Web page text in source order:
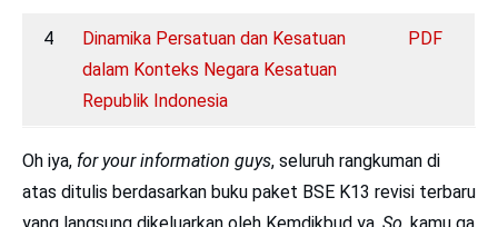
4
Dinamika Persatuan dan Kesatuan
dalam Konteks Negara Kesatuan
Republik Indonesia
PDF
Oh iya, for your information guys, seluruh rangkuman di
atas ditulis berdasarkan buku paket BSE K13 revisi terbaru